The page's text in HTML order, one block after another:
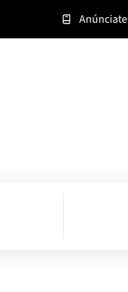
Anúnciate